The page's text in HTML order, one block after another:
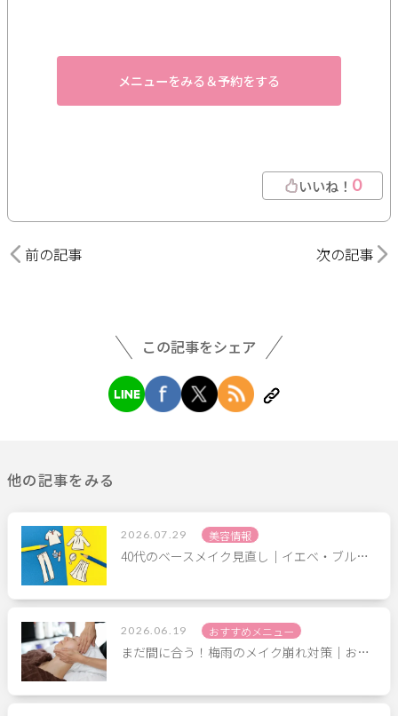
メニューをみる＆予約をする
いいね！ 0
前の記事 次の記事
この記事をシェア
他の記事をみる
2026.07.29 美容情報
40代のベースメイク見直し｜イエベ・ブル…
2026.06.19 おすすめメニュー
まだ間に合う！梅雨のメイク崩れ対策｜お…